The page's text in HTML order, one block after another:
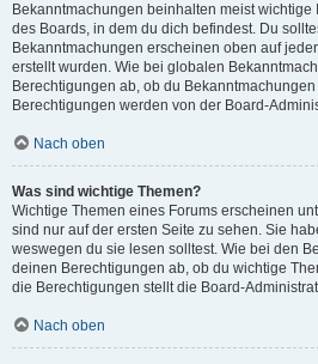
Bekanntmachungen beinhalten meist wichtige
des Boards, in dem du dich befindest. Du
Bekanntmachungen erscheinen oben auf
erstellt wurden. Wie bei globalen
Berechtigungen ab, ob du
Berechtigungen werden von der Board-
Nach oben
Was sind wichtige Themen?
Wichtige Themen eines Forums erscheinen
sind nur auf der ersten Seite zu sehen. Sie
weswegen du sie lesen solltest. Wie bei den
deinen Berechtigungen ab, ob du wichtige
die Berechtigungen stellt die Board-
Nach oben